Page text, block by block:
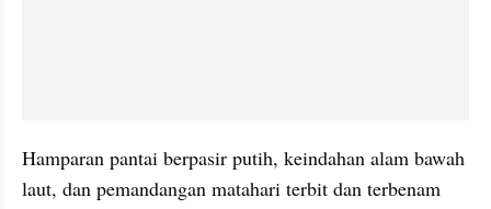
Hamparan pantai berpasir putih, keindahan alam bawah
laut, dan pemandangan matahari terbit dan terbenam